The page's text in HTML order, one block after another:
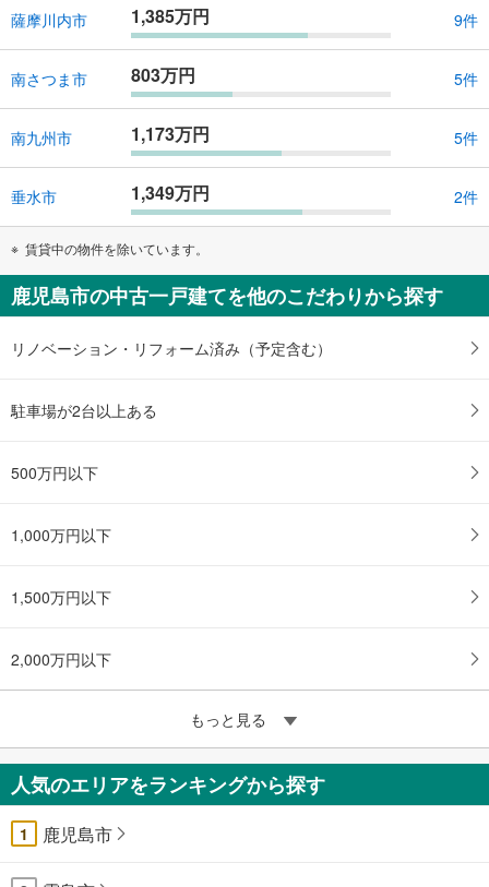
薩摩川内市 1,385万円 9件
南さつま市 803万円 5件
南九州市 1,173万円 5件
垂水市 1,349万円 2件
賃貸中の物件を除いています。
鹿児島市の中古一戸建てを他のこだわりから探す
リノベーション・リフォーム済み（予定含む）
駐車場が2台以上ある
500万円以下
1,000万円以下
1,500万円以下
2,000万円以下
もっと見る
人気のエリアをランキングから探す
1 鹿児島市